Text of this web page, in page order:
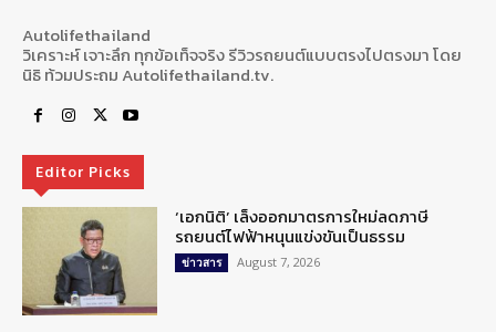
Autolifethailand
วิเคราะห์ เจาะลึก ทุกข้อเท็จจริง รีวิวรถยนต์แบบตรงไปตรงมา โดย
นิธิ ท้วมประถม Autolifethailand.tv.
Editor Picks
‘เอกนิติ’ เล็งออกมาตรการใหม่ลดภาษี
รถยนต์ไฟฟ้าหนุนแข่งขันเป็นธรรม
ข่าวสาร August 7, 2026